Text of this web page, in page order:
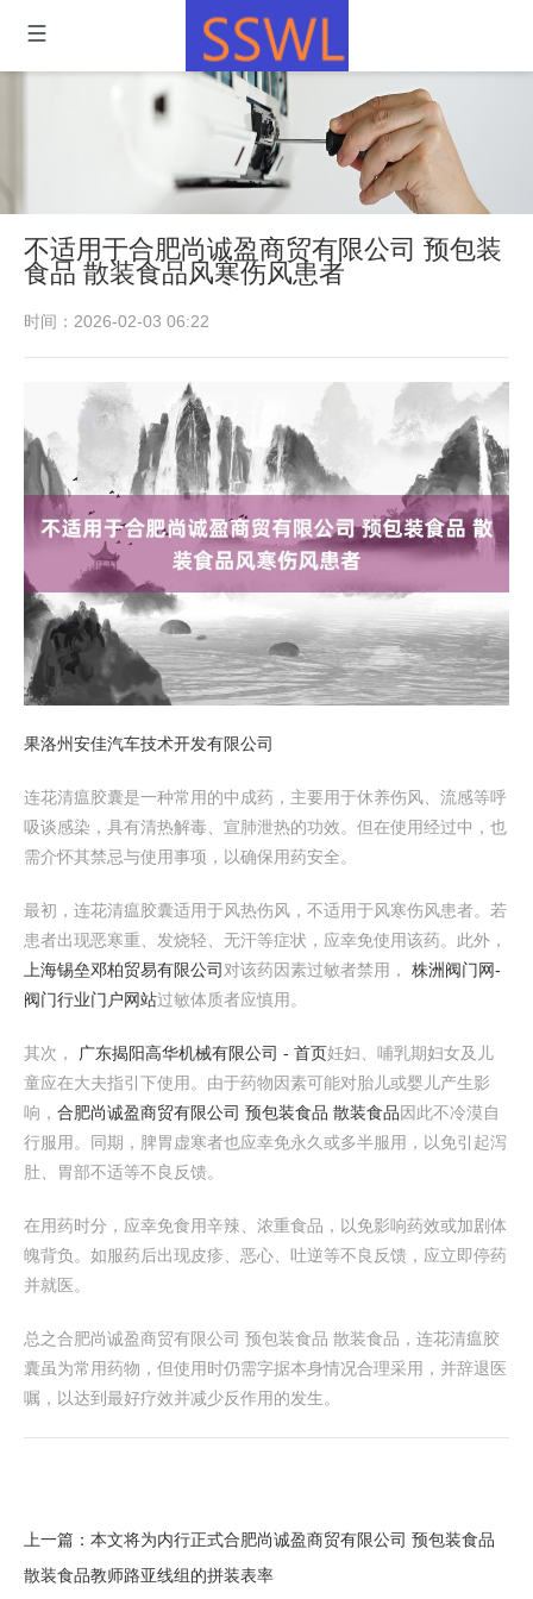
不适用于合肥尚诚盈商贸有限公司 预包装
食品 散装食品风寒伤风患者
时间：2026-02-03 06:22
果洛州安佳汽车技术开发有限公司
连花清瘟胶囊是一种常用的中成药，主要用于休养伤风、流感等呼
吸谈感染，具有清热解毒、宣肺泄热的功效。但在使用经过中，也
需介怀其禁忌与使用事项，以确保用药安全。
最初，连花清瘟胶囊适用于风热伤风，不适用于风寒伤风患者。若
患者出现恶寒重、发烧轻、无汗等症状，应幸免使用该药。此外，
上海锡垒邓柏贸易有限公司 对该药因素过敏者禁用， 株洲阀门网-
阀门行业门户网站过敏体质者应慎用。
其次， 广东揭阳高华机械有限公司 - 首页妊妇、哺乳期妇女及儿
童应在大夫指引下使用。由于药物因素可能对胎儿或婴儿产生影
响， 合肥尚诚盈商贸有限公司 预包装食品 散装食品因此不冷漠自
行服用。同期，脾胃虚寒者也应幸免永久或多半服用，以免引起泻
肚、胃部不适等不良反馈。
在用药时分，应幸免食用辛辣、浓重食品，以免影响药效或加剧体
魄背负。如服药后出现皮疹、恶心、吐逆等不良反馈，应立即停药
并就医。
总之合肥尚诚盈商贸有限公司 预包装食品 散装食品，连花清瘟胶
囊虽为常用药物，但使用时仍需字据本身情况合理采用，并辞退医
嘱，以达到最好疗效并减少反作用的发生。
上一篇： 本文将为内行正式合肥尚诚盈商贸有限公司 预包装食品
散装食品教师路亚线组的拼装表率